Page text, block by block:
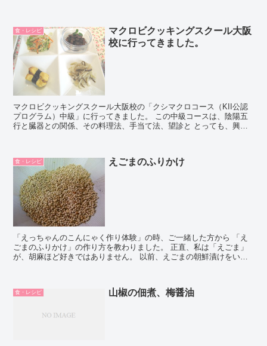
食・レシピ
マクロビクッキングスクール大阪
校に行ってきました。
マクロビクッキングスクール大阪校の「クシマクロコース（KII公認
プログラム）中級」に行ってきました。 この中級コースは、陰陽五
行と臓器との関係、その料理法、手当て法、望診と とっても、興味
食・レシピ えごまのふりかけ
「えっちゃんのこんにゃく作り体験」の時、ご一緒した方から 「え
ごまのふりかけ」の作り方を教わりました。 正直、私は「えごま」
が、胡麻ほど好きではありません。 以前、えごまの朝鮮漬けをいた
食・レシピ 山椒の佃煮、梅醤油